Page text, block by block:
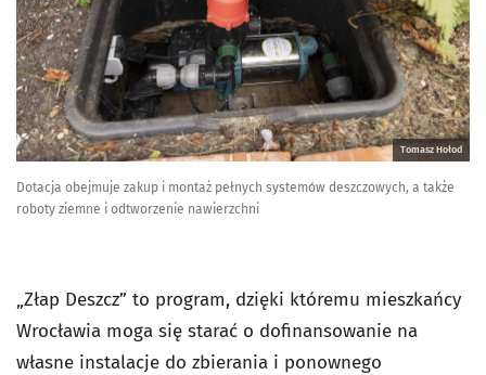
Tomasz Hołod
Dotacja obejmuje zakup i montaż pełnych systemów deszczowych, a także
roboty ziemne i odtworzenie nawierzchni
„Złap Deszcz” to program, dzięki któremu mieszkańcy
Wrocławia moga się starać o dofinansowanie na
własne instalacje do zbierania i ponownego